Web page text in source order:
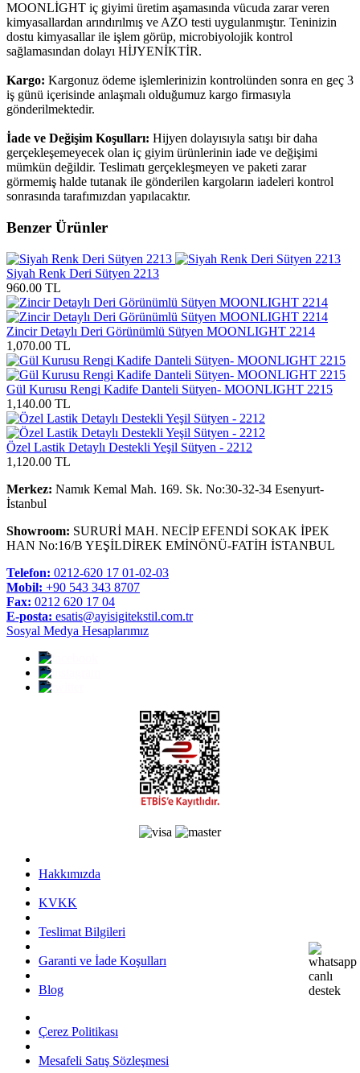
MOONLİGHT iç giyimi üretim aşamasında vücuda zarar veren
kimyasallardan arındırılmış ve AZO testi uygulanmıştır. Teninizin
dostu kimyasallar ile işlem görüp, microbiyolojik kontrol
sağlamasından dolayı HİJYENİKTİR.
Kargo: Kargonuz ödeme işlemlerinizin kontrolünden sonra en geç 3
iş günü içerisinde anlaşmalı olduğumuz kargo firmasıyla
gönderilmektedir.
İade ve Değişim Koşulları: Hijyen dolayısıyla satışı bir daha
gerçekleşemeyecek olan iç giyim ürünlerinin iade ve değişimi
mümkün değildir. Teslimatı gerçekleşmeyen ve paketi zarar
görmemiş halde tutanak ile gönderilen kargoların iadeleri kontrol
sonrasında tarafımızdan yapılacaktır.
Benzer Ürünler
Siyah Renk Deri Sütyen 2213
960.00 TL
Zincir Detaylı Deri Görünümlü Sütyen MOONLIGHT 2214
1,070.00 TL
Gül Kurusu Rengi Kadife Danteli Sütyen- MOONLIGHT 2215
1,140.00 TL
Özel Lastik Detaylı Destekli Yeşil Sütyen - 2212
1,120.00 TL
Merkez: Namık Kemal Mah. 169. Sk. No:30-32-34 Esenyurt-
İstanbul
Showroom: SURURİ MAH. NECİP EFENDİ SOKAK İPEK
HAN No:16/B YEŞİLDİREK EMİNÖNÜ-FATİH İSTANBUL
Telefon: 0212-620 17 01-02-03
Mobil: +90 543 343 8707
Fax: 0212 620 17 04
E-posta: esatis@ayisigitekstil.com.tr
Sosyal Medya Hesaplarımız
Hakkımızda
KVKK
Teslimat Bilgileri
Garanti ve İade Koşulları
Blog
Çerez Politikası
Mesafeli Satış Sözleşmesi